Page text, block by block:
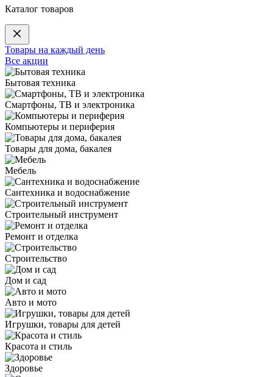
Каталог товаров
Товары на каждый день
Все акции
Бытовая техника
Смартфоны, ТВ и электроника
Компьютеры и периферия
Товары для дома, бакалея
Мебель
Сантехника и водоснабжение
Строительный инструмент
Ремонт и отделка
Строительство
Дом и сад
Авто и мото
Игрушки, товары для детей
Красота и стиль
Здоровье